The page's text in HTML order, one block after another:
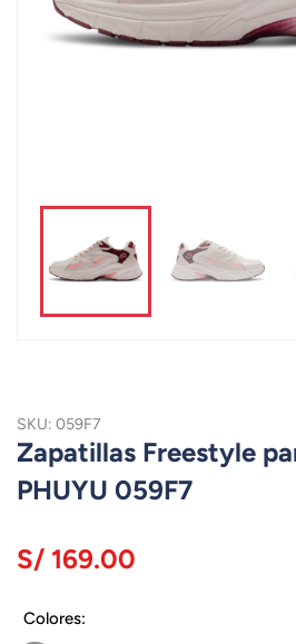
SKU: 059F7
Zapatillas Freestyle
PHUYU 059F7
S/ 169.00
Colores: